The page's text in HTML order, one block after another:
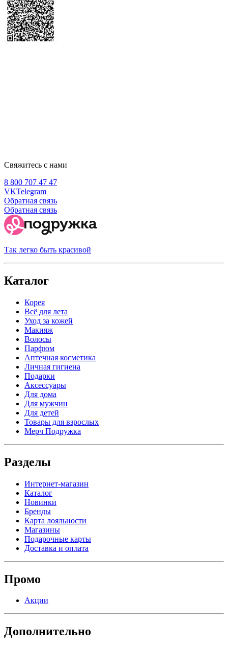
Свяжитесь с нами
8 800 707 47 47
VKTelegram
Обратная связь
Обратная связь
Так легко быть красивой
Каталог
Корея
Всё для лета
Уход за кожей
Макияж
Волосы
Парфюм
Аптечная косметика
Личная гигиена
Подарки
Аксессуары
Для дома
Для мужчин
Для детей
Товары для взрослых
Мерч Подружка
Разделы
Интернет-магазин
Каталог
Новинки
Бренды
Карта лояльности
Магазины
Подарочные карты
Доставка и оплата
Промо
Акции
Дополнительно